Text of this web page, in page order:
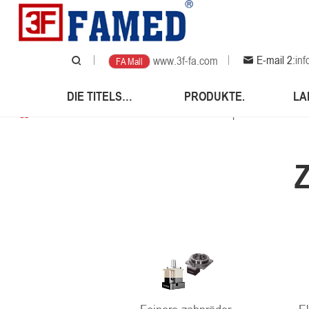
E-mail 2:
FA Mall www.3f-fa.com
DIE TITELSEITE. PRODUKTE.